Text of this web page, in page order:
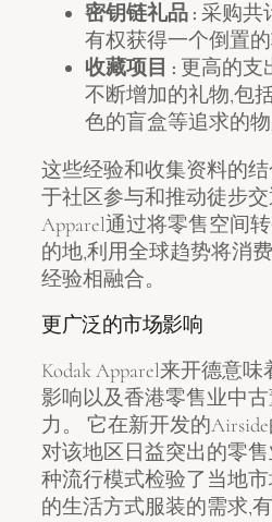
密钥链礼品 : 采购共
有权获得一个倒置
收藏项目 : 更高的支
不断增加的礼物,包
色的盲盒等追求的
这些经验和收集资料的
于社区参与和推动徒步交
Apparel通过将零售空间
的地,利用全球趋势将消
经验相融合。
更广泛的市场影响
Kodak Apparel来开德意
影响以及香港零售业中古
力。 它在新开发的
对该地区日益突出的零
种流行模式检验了当地
的生活方式服装的需求,